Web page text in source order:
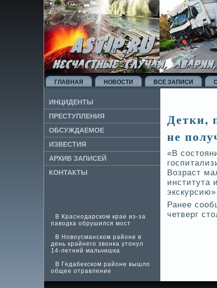
ГЛАВНАЯ НОВОСТИ ВСЕ ЗАПИСИ
ИНЦИДЕНТЫ
ПРЕСТУПЛЕНИЯ
ОБСУЖДАЕМОЕ
ИЗВЕ­СТИЯ
АРХИВ ЗАПИСЕЙ
КОНТАКТЫ
В Краснодарском крае из-за
паводка обрушился мост
В Новоусманском районе в
день крайнего звонка утонул
14-летний мальчишка
В Гедабекском районе вышло
общее отравление
Детки,
не
«В
Возраст
института
Ранее
четве­рг